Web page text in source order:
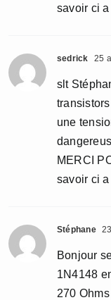
savoir ci
sedrick 25
slt
une
MERCI
savoir ci
Stéphane
Bonjour
1N4148
270